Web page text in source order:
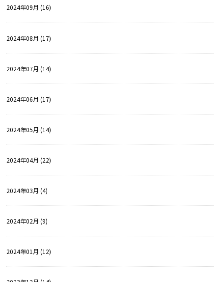
2024年09月 (16)
2024年08月 (17)
2024年07月 (14)
2024年06月 (17)
2024年05月 (14)
2024年04月 (22)
2024年03月 (4)
2024年02月 (9)
2024年01月 (12)